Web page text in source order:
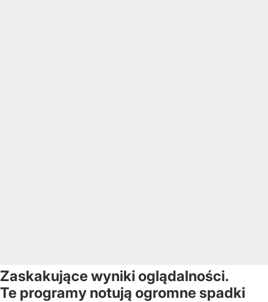
Zaskakujące wyniki oglądalności.
Te programy notują ogromne spadki